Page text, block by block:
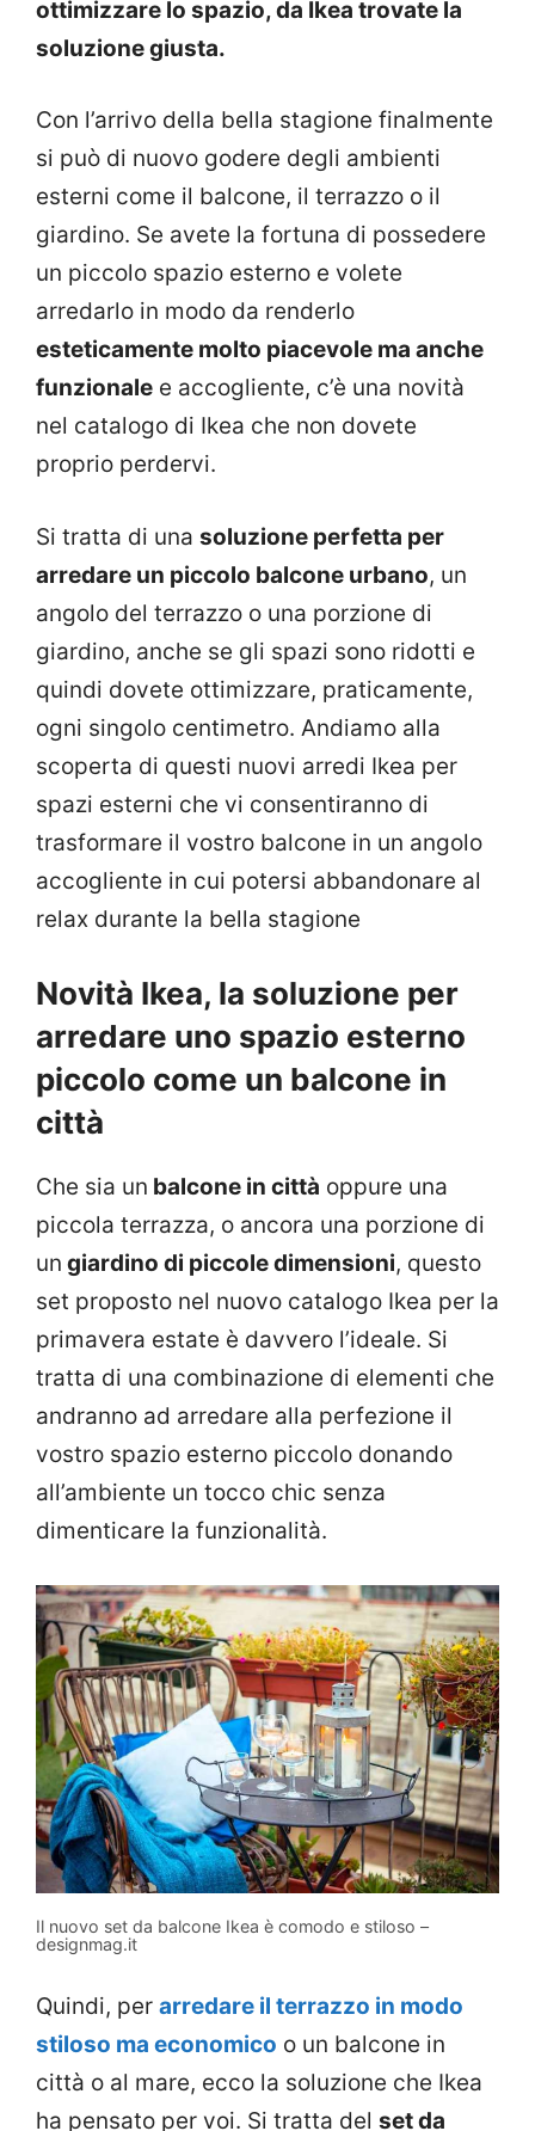
ottimizzare lo spazio, da Ikea trovate la
soluzione giusta.
Con l’arrivo della bella stagione finalmente
si può di nuovo godere degli ambienti
esterni come il balcone, il terrazzo o il
giardino. Se avete la fortuna di possedere
un piccolo spazio esterno e volete
arredarlo in modo da renderlo
esteticamente molto piacevole ma anche
funzionale e accogliente, c’è una novità
nel catalogo di Ikea che non dovete
proprio perdervi.
Si tratta di una soluzione perfetta per
arredare un piccolo balcone urbano, un
angolo del terrazzo o una porzione di
giardino, anche se gli spazi sono ridotti e
quindi dovete ottimizzare, praticamente,
ogni singolo centimetro. Andiamo alla
scoperta di questi nuovi arredi Ikea per
spazi esterni che vi consentiranno di
trasformare il vostro balcone in un angolo
accogliente in cui potersi abbandonare al
relax durante la bella stagione
Novità Ikea, la soluzione per
arredare uno spazio esterno
piccolo come un balcone in
città
Che sia un balcone in città oppure una
piccola terrazza, o ancora una porzione di
un giardino di piccole dimensioni, questo
set proposto nel nuovo catalogo Ikea per la
primavera estate è davvero l’ideale. Si
tratta di una combinazione di elementi che
andranno ad arredare alla perfezione il
vostro spazio esterno piccolo donando
all’ambiente un tocco chic senza
dimenticare la funzionalità.
Il nuovo set da balcone Ikea è comodo e stiloso –
designmag.it
Quindi, per arredare il terrazzo in modo
stiloso ma economico o un balcone in
città o al mare, ecco la soluzione che Ikea
ha pensato per voi. Si tratta del set da